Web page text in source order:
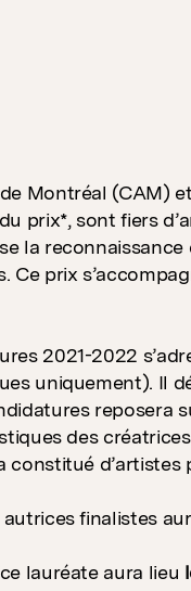
Montréal (CAM)
prix*, sont fiers
la
Ce prix
2021-2022
uniquement). Il
reposera
des
constitué
autrices finalistes
lauréate aura lieu